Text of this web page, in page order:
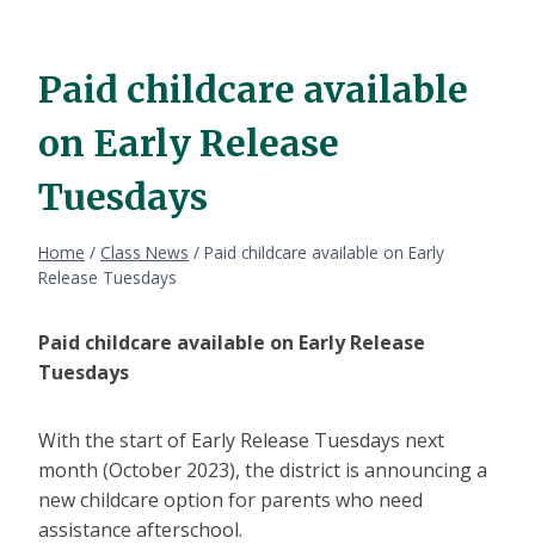
Paid childcare available
on Early Release
Tuesdays
Home / Class News / Paid childcare available on Early
Release Tuesdays
Paid childcare available on Early Release
Tuesdays
With the start of Early Release Tuesdays next
month (October 2023), the district is announcing a
new childcare option for parents who need
assistance afterschool.